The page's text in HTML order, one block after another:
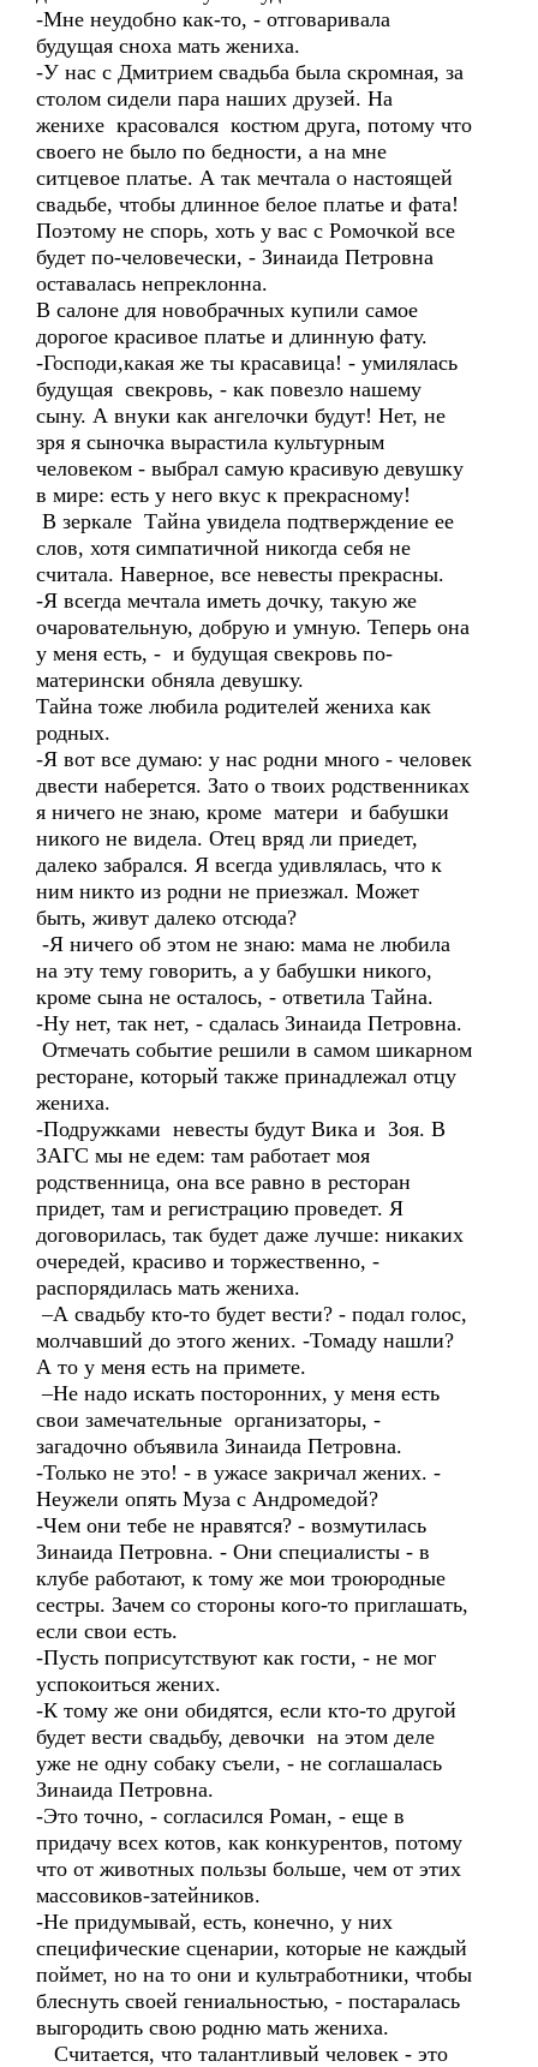
-Мне неудобно как-то, - отговаривала
будущая сноха мать жениха.
-У нас с Дмитрием свадьба была скромная, за
столом сидели пара наших друзей. На
женихе красовался костюм друга, потому что
своего не было по бедности, а на мне
ситцевое платье. А так мечтала о настоящей
свадьбе, чтобы длинное белое платье и фата!
Поэтому не спорь, хоть у вас с Ромочкой все
будет по-человечески, - Зинаида Петровна
оставалась непреклонна.
В салоне для новобрачных купили самое
дорогое красивое платье и длинную фату.
-Господи,какая же ты красавица! - умилялась
будущая свекровь, - как повезло нашему
сыну. А внуки как ангелочки будут! Нет, не
зря я сыночка вырастила культурным
человеком - выбрал самую красивую девушку
в мире: есть у него вкус к прекрасному!
В зеркале Тайна увидела подтверждение ее
слов, хотя симпатичной никогда себя не
считала. Наверное, все невесты прекрасны.
-Я всегда мечтала иметь дочку, такую же
очаровательную, добрую и умную. Теперь она
у меня есть, - и будущая свекровь по-
матерински обняла девушку.
Тайна тоже любила родителей жениха как
родных.
-Я вот все думаю: у нас родни много - человек
двести наберется. Зато о твоих родственниках
я ничего не знаю, кроме матери и бабушки
никого не видела. Отец вряд ли приедет,
далеко забрался. Я всегда удивлялась, что к
ним никто из родни не приезжал. Может
быть, живут далеко отсюда?
-Я ничего об этом не знаю: мама не любила
на эту тему говорить, а у бабушки никого,
кроме сына не осталось, - ответила Тайна.
-Ну нет, так нет, - сдалась Зинаида Петровна.
Отмечать событие решили в самом шикарном
ресторане, который также принадлежал отцу
жениха.
-Подружками невесты будут Вика и Зоя. В
ЗАГС мы не едем: там работает моя
родственница, она все равно в ресторан
придет, там и регистрацию проведет. Я
договорилась, так будет даже лучше: никаких
очередей, красиво и торжественно, -
распорядилась мать жениха.
–А свадьбу кто-то будет вести? - подал голос,
молчавший до этого жених. -Томаду нашли?
А то у меня есть на примете.
–Не надо искать посторонних, у меня есть
свои замечательные организаторы, -
загадочно объявила Зинаида Петровна.
-Только не это! - в ужасе закричал жених. -
Неужели опять Муза с Андромедой?
-Чем они тебе не нравятся? - возмутилась
Зинаида Петровна. - Они специалисты - в
клубе работают, к тому же мои троюродные
сестры. Зачем со стороны кого-то приглашать,
если свои есть.
-Пусть поприсутствуют как гости, - не мог
успокоиться жених.
-К тому же они обидятся, если кто-то другой
будет вести свадьбу, девочки на этом деле
уже не одну собаку съели, - не соглашалась
Зинаида Петровна.
-Это точно, - согласился Роман, - еще в
придачу всех котов, как конкурентов, потому
что от животных пользы больше, чем от этих
массовиков-затейников.
-Не придумывай, есть, конечно, у них
специфические сценарии, которые не каждый
поймет, но на то они и культработники, чтобы
блеснуть своей гениальностью, - постаралась
выгородить свою родню мать жениха.
Считается, что талантливый человек - это